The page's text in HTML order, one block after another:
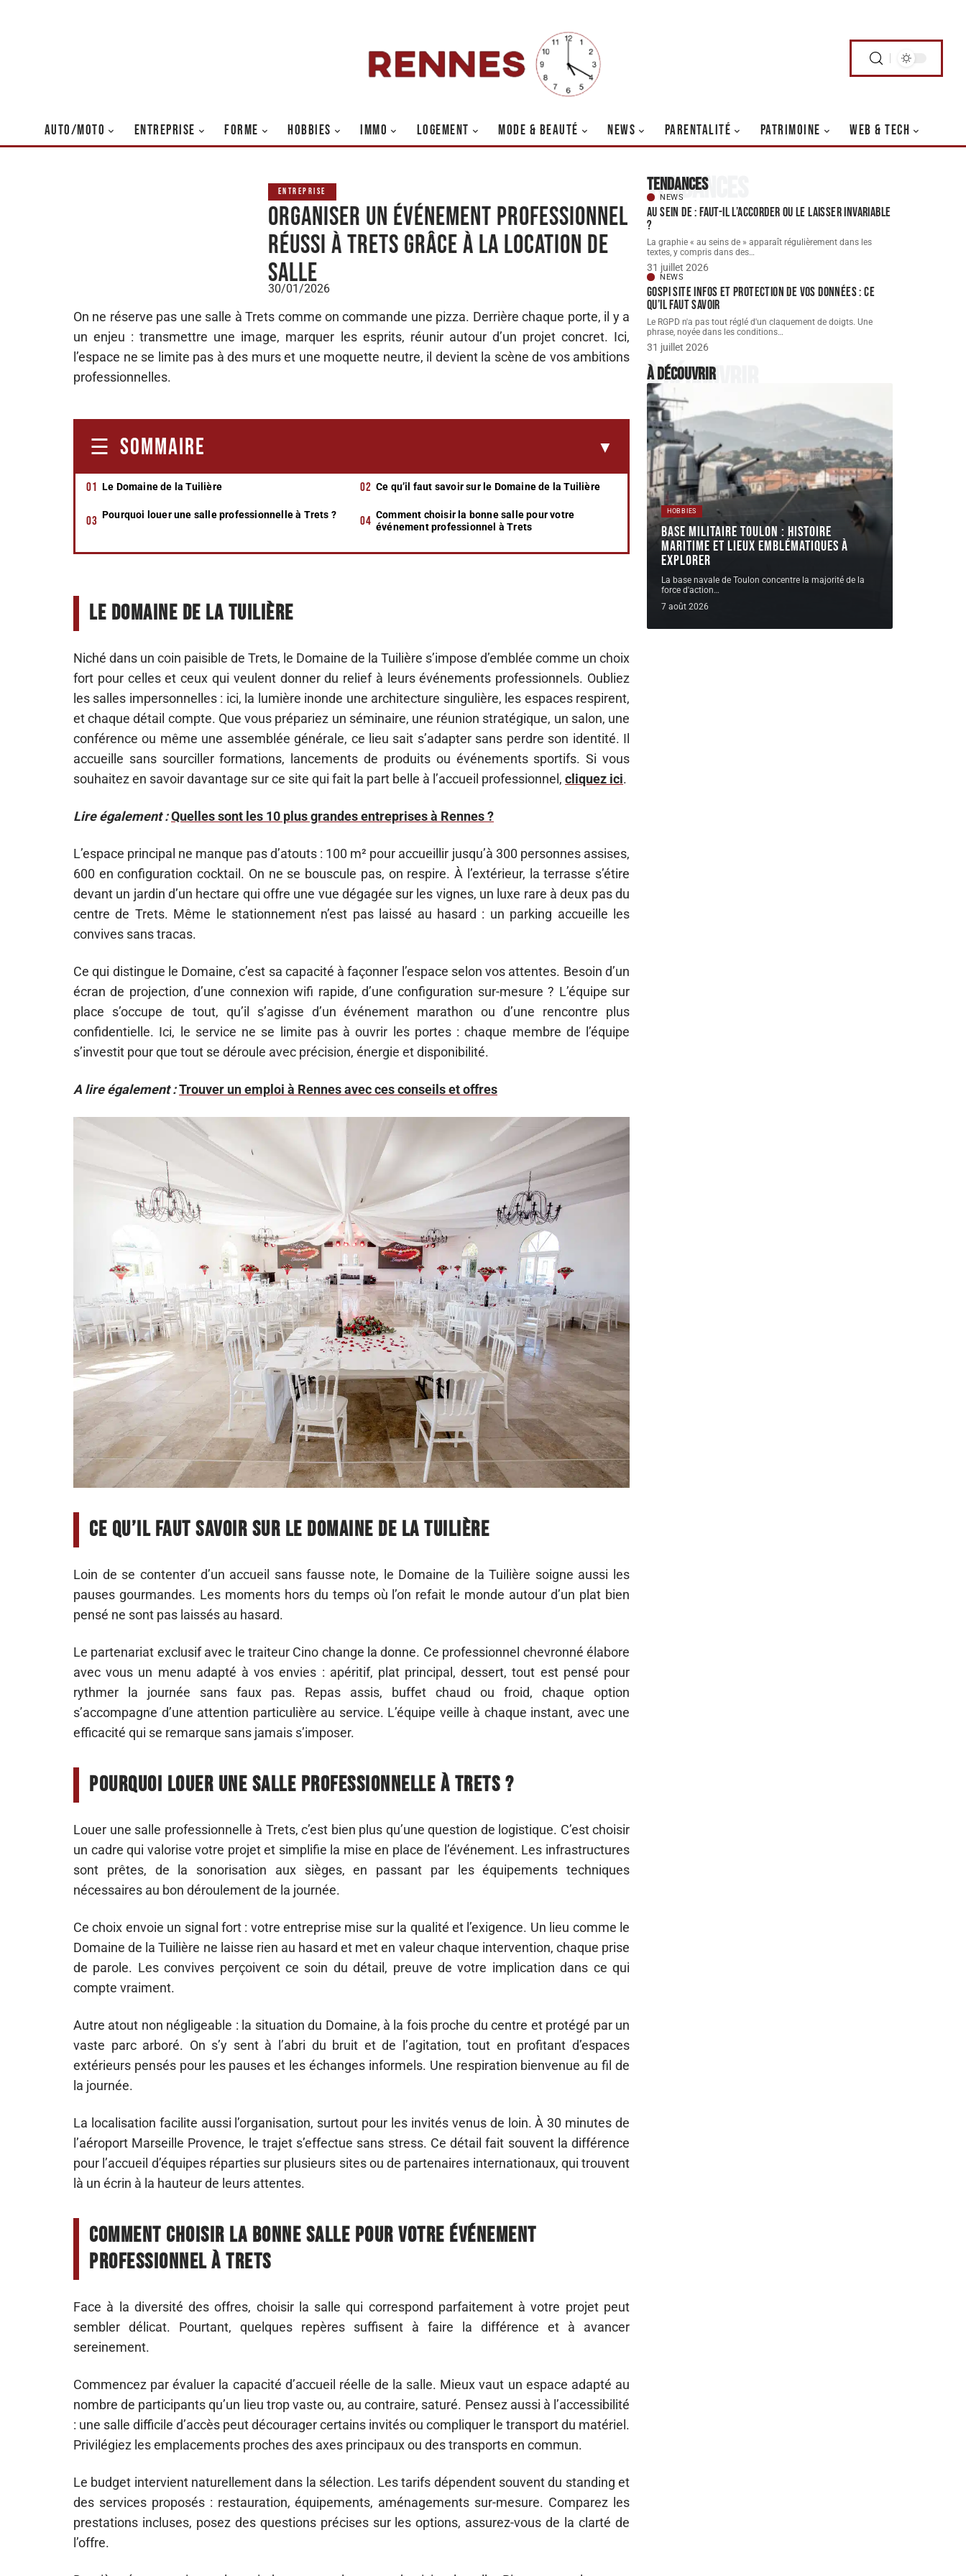
AUTO/MOTO ENTREPRISE FORME HOBBIES IMMO LOGEMENT MODE & BEAUTÉ NEWS PARENTALITÉ PATRIMOINE WEB & TECH
ENTREPRISE
Organiser un événement professionnel
réussi à Trets grâce à la location de
salle
30/01/2026
On ne réserve pas une salle à Trets comme on commande une pizza. Derrière chaque porte, il y a
un enjeu : transmettre une image, marquer les esprits, réunir autour d’un projet concret. Ici,
l’espace ne se limite pas à des murs et une moquette neutre, il devient la scène de vos ambitions
professionnelles.
SOMMAIRE
Le Domaine de la Tuilière Ce qu’il faut savoir sur le Domaine de la Tuilière
Pourquoi louer une salle professionnelle à Trets ?
Comment choisir la bonne salle pour votre
événement professionnel à Trets
Le Domaine de la Tuilière
Niché dans un coin paisible de Trets, le Domaine de la Tuilière s’impose d’emblée comme un choix
fort pour celles et ceux qui veulent donner du relief à leurs événements professionnels. Oubliez
les salles impersonnelles : ici, la lumière inonde une architecture singulière, les espaces respirent,
et chaque détail compte. Que vous prépariez un séminaire, une réunion stratégique, un salon, une
conférence ou même une assemblée générale, ce lieu sait s’adapter sans perdre son identité. Il
accueille sans sourciller formations, lancements de produits ou événements sportifs. Si vous
souhaitez en savoir davantage sur ce site qui fait la part belle à l’accueil professionnel, cliquez ici.
Lire également :Quelles sont les 10 plus grandes entreprises à Rennes ?
L’espace principal ne manque pas d’atouts : 100 m² pour accueillir jusqu’à 300 personnes assises,
600 en configuration cocktail. On ne se bouscule pas, on respire. À l’extérieur, la terrasse s’étire
devant un jardin d’un hectare qui offre une vue dégagée sur les vignes, un luxe rare à deux pas du
centre de Trets. Même le stationnement n’est pas laissé au hasard : un parking accueille les
convives sans tracas.
Ce qui distingue le Domaine, c’est sa capacité à façonner l’espace selon vos attentes. Besoin d’un
écran de projection, d’une connexion wifi rapide, d’une configuration sur-mesure ? L’équipe sur
place s’occupe de tout, qu’il s’agisse d’un événement marathon ou d’une rencontre plus
confidentielle. Ici, le service ne se limite pas à ouvrir les portes : chaque membre de l’équipe
s’investit pour que tout se déroule avec précision, énergie et disponibilité.
A lire également :Trouver un emploi à Rennes avec ces conseils et offres
Ce qu’il faut savoir sur le Domaine de la Tuilière
Loin de se contenter d’un accueil sans fausse note, le Domaine de la Tuilière soigne aussi les
pauses gourmandes. Les moments hors du temps où l’on refait le monde autour d’un plat bien
pensé ne sont pas laissés au hasard.
Le partenariat exclusif avec le traiteur Cino change la donne. Ce professionnel chevronné élabore
avec vous un menu adapté à vos envies : apéritif, plat principal, dessert, tout est pensé pour
rythmer la journée sans faux pas. Repas assis, buffet chaud ou froid, chaque option
s’accompagne d’une attention particulière au service. L’équipe veille à chaque instant, avec une
efficacité qui se remarque sans jamais s’imposer.
Pourquoi louer une salle professionnelle à Trets ?
Louer une salle professionnelle à Trets, c’est bien plus qu’une question de logistique. C’est choisir
un cadre qui valorise votre projet et simplifie la mise en place de l’événement. Les infrastructures
sont prêtes, de la sonorisation aux sièges, en passant par les équipements techniques
nécessaires au bon déroulement de la journée.
Ce choix envoie un signal fort : votre entreprise mise sur la qualité et l’exigence. Un lieu comme le
Domaine de la Tuilière ne laisse rien au hasard et met en valeur chaque intervention, chaque prise
de parole. Les convives perçoivent ce soin du détail, preuve de votre implication dans ce qui
compte vraiment.
Autre atout non négligeable : la situation du Domaine, à la fois proche du centre et protégé par un
vaste parc arboré. On s’y sent à l’abri du bruit et de l’agitation, tout en profitant d’espaces
extérieurs pensés pour les pauses et les échanges informels. Une respiration bienvenue au fil de
la journée.
La localisation facilite aussi l’organisation, surtout pour les invités venus de loin. À 30 minutes de
l’aéroport Marseille Provence, le trajet s’effectue sans stress. Ce détail fait souvent la différence
pour l’accueil d’équipes réparties sur plusieurs sites ou de partenaires internationaux, qui trouvent
là un écrin à la hauteur de leurs attentes.
Comment choisir la bonne salle pour votre événement
professionnel à Trets
Face à la diversité des offres, choisir la salle qui correspond parfaitement à votre projet peut
sembler délicat. Pourtant, quelques repères suffisent à faire la différence et à avancer
sereinement.
Commencez par évaluer la capacité d’accueil réelle de la salle. Mieux vaut un espace adapté au
nombre de participants qu’un lieu trop vaste ou, au contraire, saturé. Pensez aussi à l’accessibilité
: une salle difficile d’accès peut décourager certains invités ou compliquer le transport du matériel.
Privilégiez les emplacements proches des axes principaux ou des transports en commun.
Le budget intervient naturellement dans la sélection. Les tarifs dépendent souvent du standing et
des services proposés : restauration, équipements, aménagements sur-mesure. Comparez les
prestations incluses, posez des questions précises sur les options, assurez-vous de la clarté de
l’offre.
Tendances
Tendances
NEWS
Au sein de : faut-il l’accorder ou le laisser invariable
?
La graphie « au seins de » apparaît régulièrement dans les
textes, y compris dans des…
31 juillet 2026
NEWS
Gospi site infos et protection de vos données : ce
qu’il faut savoir
Le RGPD n'a pas tout réglé d'un claquement de doigts. Une
phrase, noyée dans les conditions…
31 juillet 2026
À découvrir
À découvrir
HOBBIES
Base militaire Toulon : histoire
maritime et lieux emblématiques à
explorer
La base navale de Toulon concentre la majorité de la
force d'action…
7 août 2026